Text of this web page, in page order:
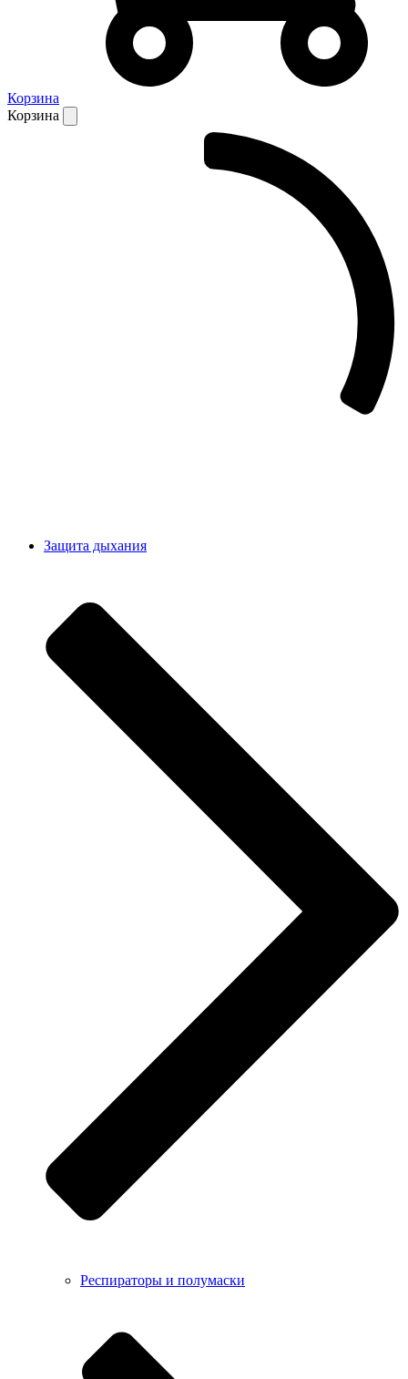
Корзина
Корзина
Защита дыхания
Респираторы и полумаски